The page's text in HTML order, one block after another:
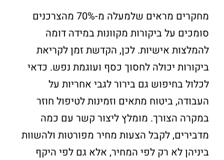
מחקרים מראים שלמעלה מ-70% מהצרכנים
סומכים על ביקורות מקוונות במידה דומה
להמלצות אישיות. לכן, הקדשת זמן לקריאת
ביקורות יכולה לחסוך כסף ועוגמת נפש. כדאי
לכלול בחיפוש גם בירור לגבי אחריות על
העבודה, ביטוח מתאים וזמינות לטיפול חוזר
במקרה הצורך. מומלץ ליצור קשר עם כמה
מדבירים, לקבל הצעות מחיר מפורטות ולהשוות
ביניהן לא רק לפי המחיר, אלא גם לפי היקף